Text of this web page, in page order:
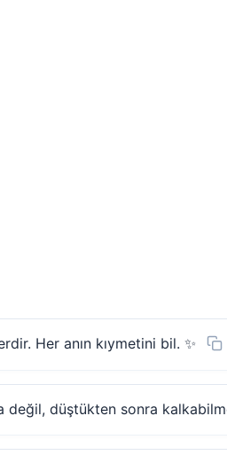
Her anın kıymetini bil. ✨
düştükten sonra